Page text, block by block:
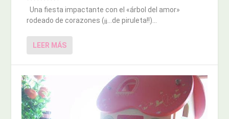
Una fiesta impactante con el «árbol del amor»
rodeado de corazones (¡¡…de piruleta!!)...
LEER MÁS